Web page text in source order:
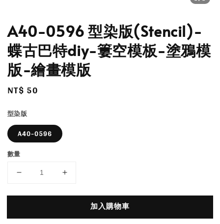
A40-0596 型染版(Stencil)-
蝶古巴特diy-簍空模板-塗鴉模
版-繪畫模版
Regular
NT$ 50
型染版
A40-0596
數量
加入購物車